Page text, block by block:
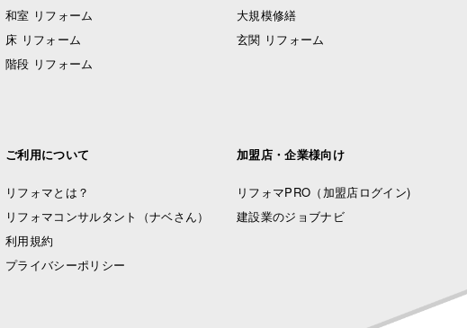
和室 リフォーム
床 リフォーム
階段 リフォーム
大規模修繕
玄関 リフォーム
ご利用について
リフォマとは？
リフォマコンサルタント（ナベさん）
利用規約
プライバシーポリシー
加盟店・企業様向け
リフォマPRO （加盟店ログイン)
建設業のジョブナビ